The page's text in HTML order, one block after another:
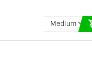
Medium